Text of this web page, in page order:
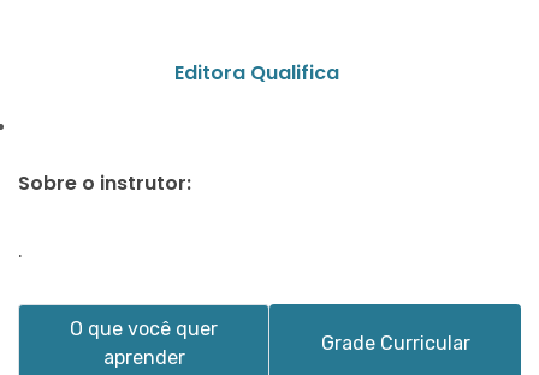
Editora Qualifica
Sobre o instrutor:
.
O que você quer
aprender
Grade Curricular